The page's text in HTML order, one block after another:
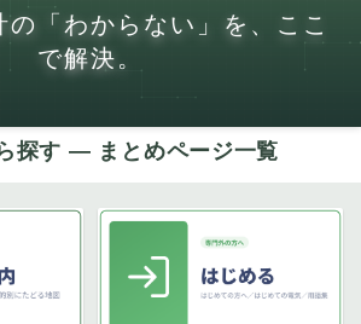
の「わからない」を、ここ
で解決。